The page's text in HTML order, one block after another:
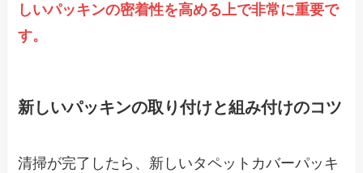
しいパッキンの密着性を高める上で非常に重要で
す。
新しいパッキンの取り付けと組み付けのコツ
清掃が完了したら、新しいタペットカバーパッキ